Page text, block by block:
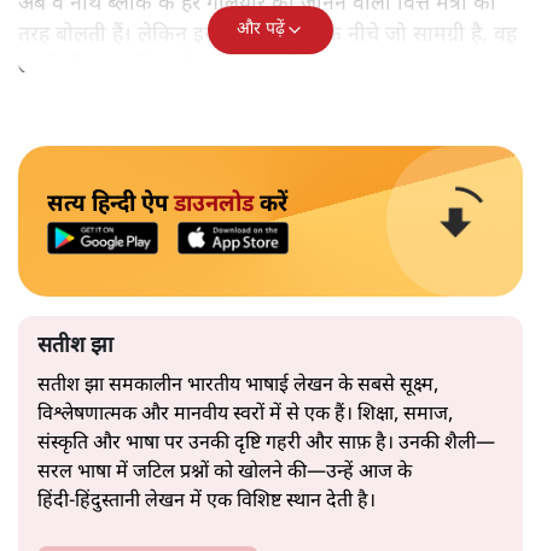
तरह बोलती हैं। लेकिन इस आत्मविश्वास के नीचे जो सामग्री है, वह
उतनी ही अनुमानित और दोहराव भरी।
और पढ़ें
सत्य हिन्दी ऐपडाउनलोडकरें
सतीश झा
सतीश झा समकालीन भारतीय भाषाई लेखन के सबसे सूक्ष्म,
विश्लेषणात्मक और मानवीय स्वरों में से एक हैं। शिक्षा, समाज,
संस्कृति और भाषा पर उनकी दृष्टि गहरी और साफ़ है। उनकी शैली—
सरल भाषा में जटिल प्रश्नों को खोलने की—उन्हें आज के
हिंदी‑हिंदुस्तानी लेखन में एक विशिष्ट स्थान देती है।